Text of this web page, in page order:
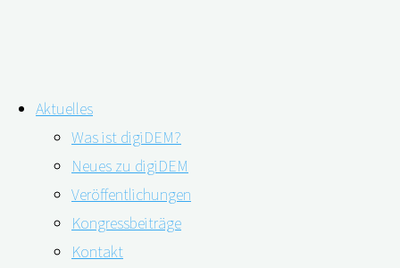
Inhalt
springen
Aktuelles
Was ist digiDEM?
Neues zu digiDEM
Veröffentlichungen
Kongressbeiträge
Kontakt
Schlagwort:Zifferblatt
Analoges Zifferblatt oder Digitalanzeige?